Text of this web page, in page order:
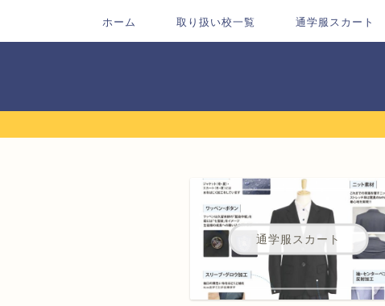
ホーム 取り扱い校一覧 通学服スカート
通学服スカート